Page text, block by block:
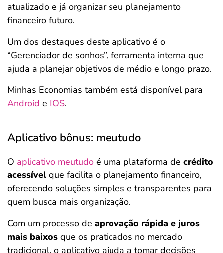
atualizado e já organizar seu planejamento
financeiro futuro.
Um dos destaques deste aplicativo é o
“Gerenciador de sonhos”, ferramenta interna que
ajuda a planejar objetivos de médio e longo prazo.
Minhas Economias também está disponível para
Android e IOS.
Aplicativo bônus: meutudo
O aplicativo meutudo é uma plataforma de crédito
acessível que facilita o planejamento financeiro,
oferecendo soluções simples e transparentes para
quem busca mais organização.
Com um processo de aprovação rápida e juros
mais baixos que os praticados no mercado
tradicional, o aplicativo ajuda a tomar decisões